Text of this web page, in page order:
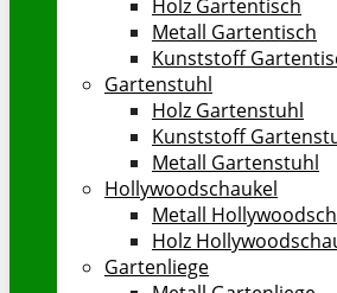
Holz Gartentisch
Metall Gartentisch
Kunststoff
Gartenstuhl
Holz Gartenstuhl
Kunststoff
Metall Gartenstuhl
Hollywoodschaukel
Metall
Holz
Gartenliege